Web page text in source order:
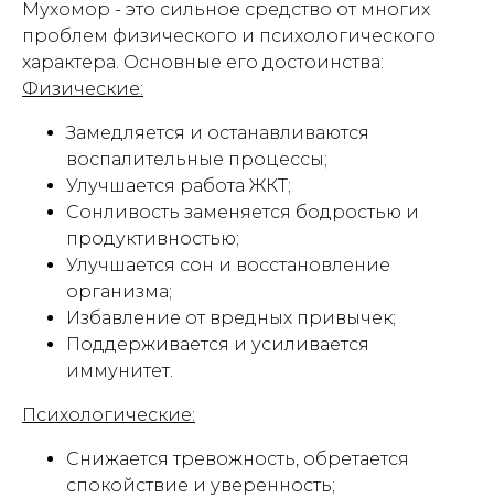
Мухомор - это сильное средство от многих
проблем физического и психологического
характера. Основные его достоинства:
Физические:
Замедляется и останавливаются
воспалительные процессы;
Улучшается работа ЖКТ;
Сонливость заменяется бодростью и
продуктивностью;
Улучшается сон и восстановление
организма;
Избавление от вредных привычек;
Поддерживается и усиливается
иммунитет.
Психологические:
Снижается тревожность, обретается
спокойствие и уверенность;